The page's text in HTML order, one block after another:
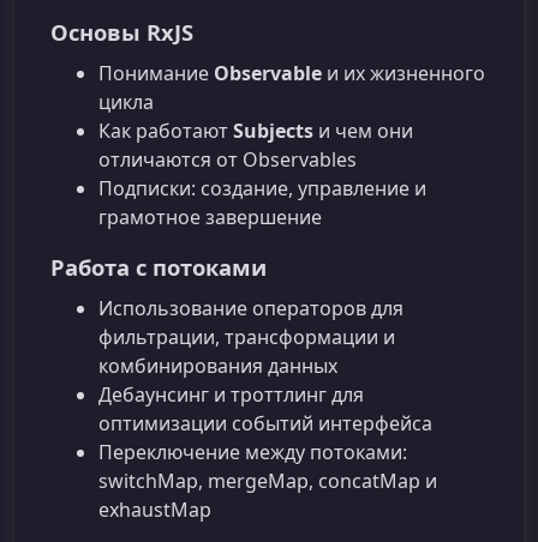
Основы RxJS
Понимание Observable и их жизненного
цикла
Как работаютSubjects и чем они
отличаются от Observables
Подписки: создание, управление и
грамотное завершение
Работа с потоками
Использование операторов для
фильтрации, трансформации и
комбинирования данных
Дебаунсинг и троттлинг для
оптимизации событий интерфейса
Переключение между потоками:
switchMap, mergeMap, concatMap и
exhaustMap